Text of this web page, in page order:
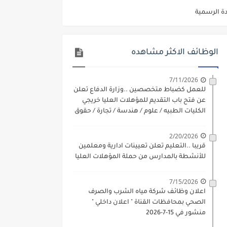
الكتروني بتاريخ 15-7-2026
9 يوليو 2026
والاوراق المطلوبة وكيفية التقديم
/ فني كهرباء / فني غلايات / فني غازات / فني سباك )
مادتي "الدراسات الاجتماعية" و"اللغة الإنجليزية"
والتقديم حتي 17 يونيو 2026
الوظائف الاكثر مشاهده
7/11/2026
للعمل كضباط متخصصين ..وزارة الدفاع تعلن
عن فتح باب التقديم للمؤهلات العليا خريجي
الكليات الطبيه / علوم / هندسة / تجارة / حقوق
2/20/2026
قريبا ..التعليم تعلن تعيينات ادارية ومعلمين
للأنشطة بالمدارس من حملة المؤهلات العليا
7/15/2026
اعلان وظائف شركة مياه الشرب والصرف
الصحي بمحافظات القناة " اعلان داخلي "
منشور في 15-7-2026